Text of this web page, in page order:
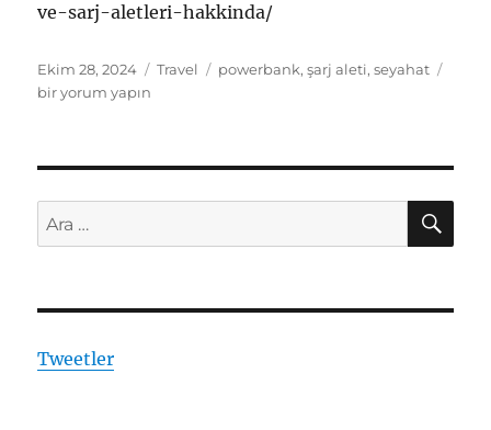
ve-sarj-aletleri-hakkinda/
Yayın
tarihi
Ekim 28, 2024 Kategoriler
Travel Etiketler
powerbank,şarj aleti,seyahat
bir yorum yapın
Ara:
Tweetler